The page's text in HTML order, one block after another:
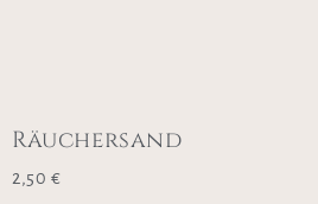
Räuchersand
2,50 €